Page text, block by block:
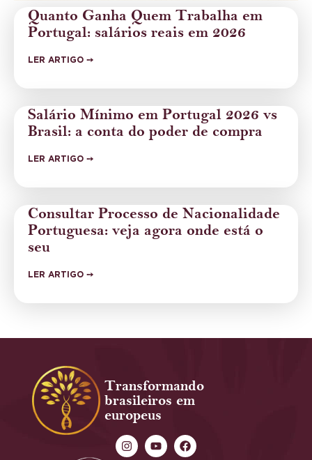
Quanto Ganha Quem Trabalha em
Portugal: salários reais em 2026
LER ARTIGO ➙
Salário Mínimo em Portugal 2026 vs
Brasil: a conta do poder de compra
LER ARTIGO ➙
Consultar Processo de Nacionalidade
Portuguesa: veja agora onde está o
seu
LER ARTIGO ➙
Transformando
brasileiros em
europeus